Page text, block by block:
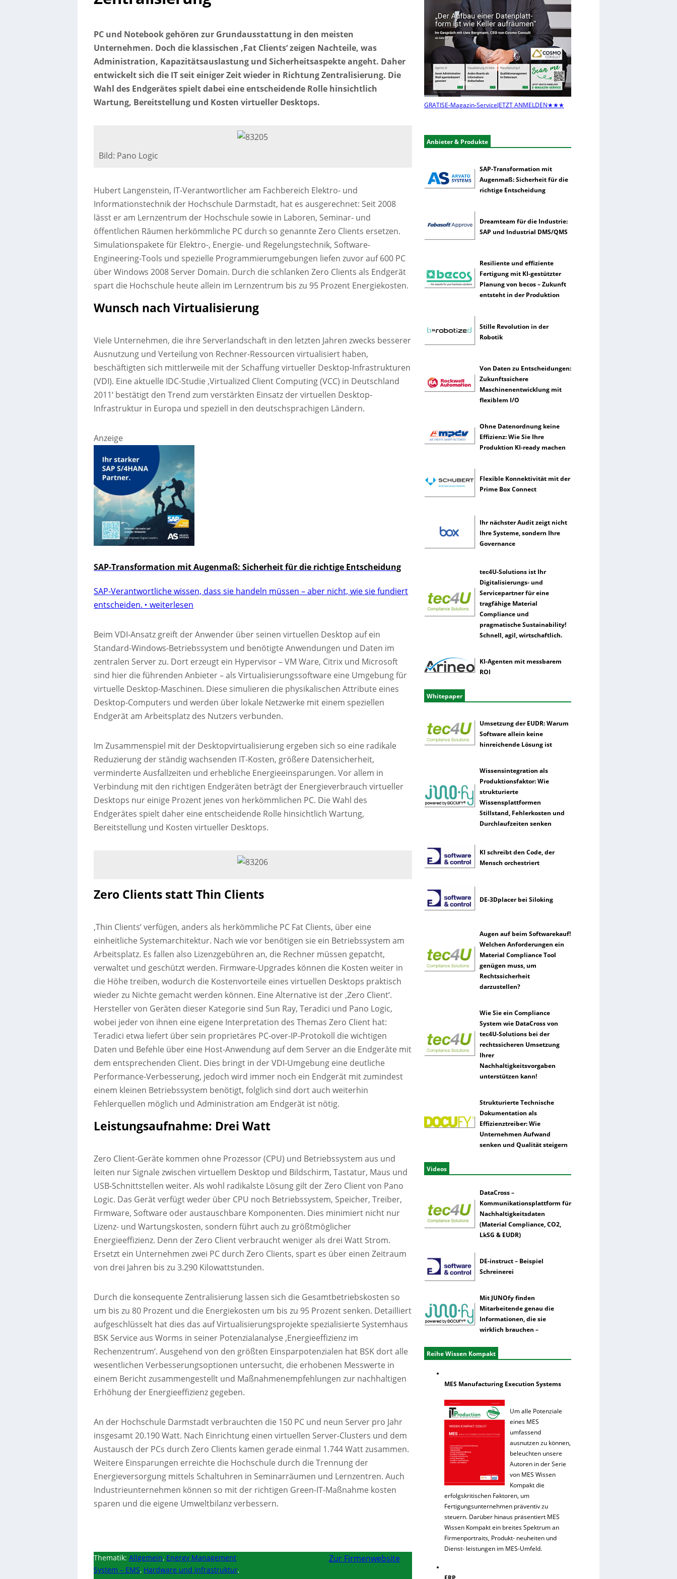
PC und Notebook gehören zur Grundausstattung in den meisten
Unternehmen. Doch die klassischen ‚Fat Clients‘ zeigen Nachteile, was
Administration, Kapazitätsauslastung und Sicherheitsaspekte angeht. Daher
entwickelt sich die IT seit einiger Zeit wieder in Richtung Zentralisierung. Die
Wahl des Endgerätes spielt dabei eine entscheidende Rolle hinsichtlich
Wartung, Bereitstellung und Kosten virtueller Desktops.
Bild: Pano Logic
Hubert Langenstein, IT-Verantwortlicher am Fachbereich Elektro- und
Informationstechnik der Hochschule Darmstadt, hat es ausgerechnet: Seit 2008
lässt er am Lernzentrum der Hochschule sowie in Laboren, Seminar- und
öffentlichen Räumen herkömmliche PC durch so genannte Zero Clients ersetzen.
Simulationspakete für Elektro-, Energie- und Regelungstechnik, Software-
Engineering-Tools und spezielle Programmierumgebungen liefen zuvor auf 600 PC
über Windows 2008 Server Domain. Durch die schlanken Zero Clients als Endgerät
spart die Hochschule heute allein im Lernzentrum bis zu 95 Prozent Energiekosten.
Wunsch nach Virtualisierung
Viele Unternehmen, die ihre Serverlandschaft in den letzten Jahren zwecks besserer
Ausnutzung und Verteilung von Rechner-Ressourcen virtualisiert haben,
beschäftigten sich mittlerweile mit der Schaffung virtueller Desktop-Infrastrukturen
(VDI). Eine aktuelle IDC-Studie ‚Virtualized Client Computing (VCC) in Deutschland
2011‘ bestätigt den Trend zum verstärkten Einsatz der virtuellen Desktop-
Infrastruktur in Europa und speziell in den deutschsprachigen Ländern.
Anzeige
SAP-Transformation mit Augenmaß: Sicherheit für die richtige Entscheidung
SAP-Verantwortliche wissen, dass sie handeln müssen – aber nicht, wie sie fundiert
entscheiden. ‣ weiterlesen
Beim VDI-Ansatz greift der Anwender über seinen virtuellen Desktop auf ein
Standard-Windows-Betriebssystem und benötigte Anwendungen und Daten im
zentralen Server zu. Dort erzeugt ein Hypervisor – VM Ware, Citrix und Microsoft
sind hier die führenden Anbieter – als Virtualisierungssoftware eine Umgebung für
virtuelle Desktop-Maschinen. Diese simulieren die physikalischen Attribute eines
Desktop-Computers und werden über lokale Netzwerke mit einem speziellen
Endgerät am Arbeitsplatz des Nutzers verbunden.
Im Zusammenspiel mit der Desktopvirtualisierung ergeben sich so eine radikale
Reduzierung der ständig wachsenden IT-Kosten, größere Datensicherheit,
verminderte Ausfallzeiten und erhebliche Energieeinsparungen. Vor allem in
Verbindung mit den richtigen Endgeräten beträgt der Energieverbrauch virtueller
Desktops nur einige Prozent jenes von herkömmlichen PC. Die Wahl des
Endgerätes spielt daher eine entscheidende Rolle hinsichtlich Wartung,
Bereitstellung und Kosten virtueller Desktops.
Zero Clients statt Thin Clients
‚Thin Clients‘ verfügen, anders als herkömmliche PC Fat Clients, über eine
einheitliche Systemarchitektur. Nach wie vor benötigen sie ein Betriebssystem am
Arbeitsplatz. Es fallen also Lizenzgebühren an, die Rechner müssen gepatcht,
verwaltet und geschützt werden. Firmware-Upgrades können die Kosten weiter in
die Höhe treiben, wodurch die Kostenvorteile eines virtuellen Desktops praktisch
wieder zu Nichte gemacht werden können. Eine Alternative ist der ‚Zero Client‘.
Hersteller von Geräten dieser Kategorie sind Sun Ray, Teradici und Pano Logic,
wobei jeder von ihnen eine eigene Interpretation des Themas Zero Client hat:
Teradici etwa liefert über sein proprietäres PC-over-IP-Protokoll die wichtigen
Daten und Befehle über eine Host-Anwendung auf dem Server an die Endgeräte mit
dem entsprechenden Client. Dies bringt in der VDI-Umgebung eine deutliche
Performance-Verbesserung, jedoch wird immer noch ein Endgerät mit zumindest
einem kleinen Betriebssystem benötigt, folglich sind dort auch weiterhin
Fehlerquellen möglich und Administration am Endgerät ist nötig.
Leistungsaufnahme: Drei Watt
Zero Client-Geräte kommen ohne Prozessor (CPU) und Betriebssystem aus und
leiten nur Signale zwischen virtuellem Desktop und Bildschirm, Tastatur, Maus und
USB-Schnittstellen weiter. Als wohl radikalste Lösung gilt der Zero Client von Pano
Logic. Das Gerät verfügt weder über CPU noch Betriebssystem, Speicher, Treiber,
Firmware, Software oder austauschbare Komponenten. Dies minimiert nicht nur
Lizenz- und Wartungskosten, sondern führt auch zu größtmöglicher
Energieeffizienz. Denn der Zero Client verbraucht weniger als drei Watt Strom.
Ersetzt ein Unternehmen zwei PC durch Zero Clients, spart es über einen Zeitraum
von drei Jahren bis zu 3.290 Kilowattstunden.
Durch die konsequente Zentralisierung lassen sich die Gesamtbetriebskosten so
um bis zu 80 Prozent und die Energiekosten um bis zu 95 Prozent senken. Detailliert
aufgeschlüsselt hat dies das auf Virtualisierungsprojekte spezialisierte Systemhaus
BSK Service aus Worms in seiner Potenzialanalyse ‚Energieeffizienz im
Rechenzentrum‘. Ausgehend von den größten Einsparpotenzialen hat BSK dort alle
wesentlichen Verbesserungsoptionen untersucht, die erhobenen Messwerte in
einem Bericht zusammengestellt und Maßnahmenempfehlungen zur nachhaltigen
Erhöhung der Energieeffizienz gegeben.
An der Hochschule Darmstadt verbrauchten die 150 PC und neun Server pro Jahr
insgesamt 20.190 Watt. Nach Einrichtung einen virtuellen Server-Clusters und dem
Austausch der PCs durch Zero Clients kamen gerade einmal 1.744 Watt zusammen.
Weitere Einsparungen erreichte die Hochschule durch die Trennung der
Energieversorgung mittels Schaltuhren in Seminarräumen und Lernzentren. Auch
Industrieunternehmen können so mit der richtigen Green-IT-Maßnahme kosten
sparen und die eigene Umweltbilanz verbessern.
Thematik:Allgemein, Energy Management
System – EMS, Hardware und Infrastruktur,
Zur Firmenwebsite
GRATISE-Magazin-ServiceJETZT ANMELDEN★★★
Anbieter & Produkte
SAP-Transformation mit
Augenmaß: Sicherheit für die
richtige Entscheidung
Dreamteam für die Industrie:
SAP und Industrial DMS/QMS
Resiliente und effiziente
Fertigung mit KI-gestützter
Planung von becos – Zukunft
entsteht in der Produktion
Stille Revolution in der
Robotik
Von Daten zu Entscheidungen:
Zukunftssichere
Maschinenentwicklung mit
flexiblem I/O
Ohne Datenordnung keine
Effizienz: Wie Sie Ihre
Produktion KI-ready machen
Flexible Konnektivität mit der
Prime Box Connect
Ihr nächster Audit zeigt nicht
Ihre Systeme, sondern Ihre
Governance
tec4U-Solutions ist Ihr
Digitalisierungs- und
Servicepartner für eine
tragfähige Material
Compliance und
pragmatische Sustainability!
Schnell, agil, wirtschaftlich.
KI-Agenten mit messbarem
ROI
Whitepaper
Umsetzung der EUDR: Warum
Software allein keine
hinreichende Lösung ist
Wissensintegration als
Produktionsfaktor: Wie
strukturierte
Wissensplattformen
Stillstand, Fehlerkosten und
Durchlaufzeiten senken
KI schreibt den Code, der
Mensch orchestriert
DE-3Dplacer bei Siloking
Augen auf beim Softwarekauf!
Welchen Anforderungen ein
Material Compliance Tool
genügen muss, um
Rechtssicherheit
darzustellen?
Wie Sie ein Compliance
System wie DataCross von
tec4U-Solutions bei der
rechtssicheren Umsetzung
Ihrer
Nachhaltigkeitsvorgaben
unterstützen kann!
Strukturierte Technische
Dokumentation als
Effizienztreiber: Wie
Unternehmen Aufwand
senken und Qualität steigern
Videos
DataCross –
Kommunikationsplattform für
Nachhaltigkeitsdaten
(Material Compliance, CO2,
LkSG & EUDR)
DE-instruct – Beispiel
Schreinerei
Mit JUNOfy finden
Mitarbeitende genau die
Informationen, die sie
wirklich brauchen –
Reihe Wissen Kompakt
MES Manufacturing Execution Systems
Um alle Potenziale
eines MES
umfassend
ausnutzen zu können,
beleuchten unsere
Autoren in der Serie
von MES Wissen
Kompakt die
erfolgskritischen Faktoren, um
Fertigungsunternehmen präventiv zu
steuern. Darüber hinaus präsentiert MES
Wissen Kompakt ein breites Spektrum an
Firmenportraits, Produkt- neuheiten und
Dienst- leistungen im MES-Umfeld.